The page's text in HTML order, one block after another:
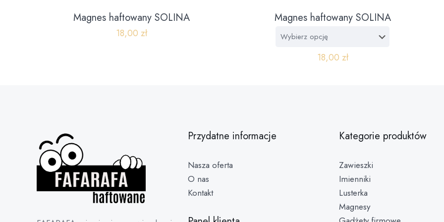
Magnes haftowany SOLINA
18,00 zł
Magnes haftowany SOLINA
18,00 zł
Przydatne informacje
Nasza oferta
O nas
Kontakt
Kategorie produktów
Zawieszki
Imienniki
Lusterka
Magnesy